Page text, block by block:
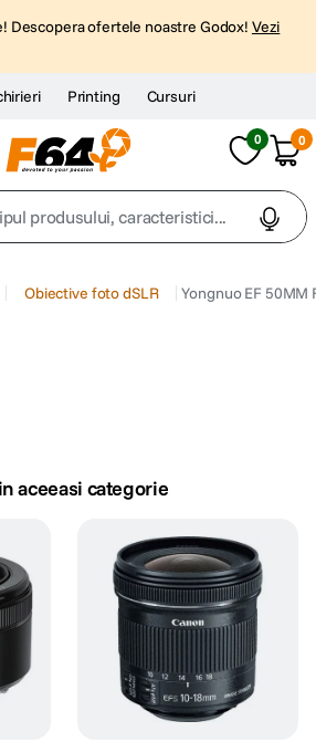
Descopera ofertele noastre Godox! Vezi
Printing Cursuri
0 0
produsului, caracteristici...
Obiective foto dSLR Yongnuo EF 50MM
aceeasi categorie